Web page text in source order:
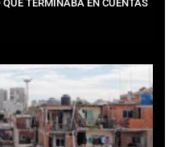
QUE TERMINABA EN CUENTAS